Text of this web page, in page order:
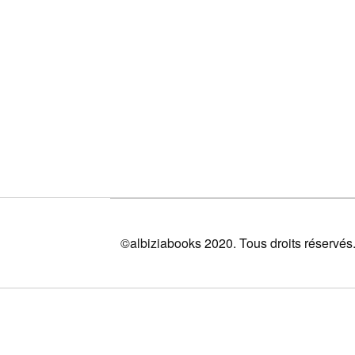
©albiziabooks 2020. Tous droits réservés.